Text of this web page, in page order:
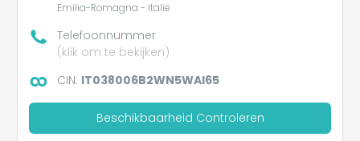
Emilia-Romagna - Italië
Telefoonnummer
(klik om te bekijken)
CIN: IT038006B2WN5WAI65
Beschikbaarheid Controleren